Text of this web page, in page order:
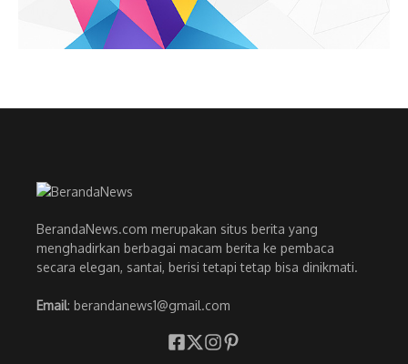
BerandaNews.com merupakan situs berita yang
menghadirkan berbagai macam berita ke pembaca
secara elegan, santai, berisi tetapi tetap bisa dinikmati.
Email: berandanews1@gmail.com